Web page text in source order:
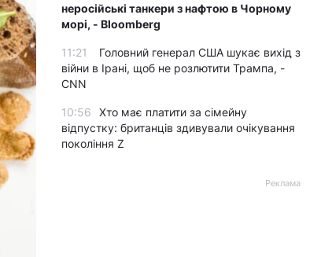
неросійські танкери з нафтою в Чорному
морі, - Bloomberg
11:21
Головний генерал США шукає вихід з
війни в Ірані, щоб не розлютити Трампа, -
CNN
10:56
Хто має платити за сімейну
відпустку: британців здивували очікування
покоління Z
Реклама